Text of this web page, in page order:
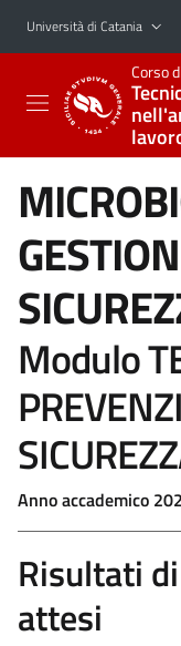
Vai al contenuto
Vai al menu di
Università di Catania
Corso
Modulo
Anno accademico
Risultati
attesi